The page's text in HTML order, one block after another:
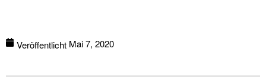
Veröffentlicht Mai 7, 2020